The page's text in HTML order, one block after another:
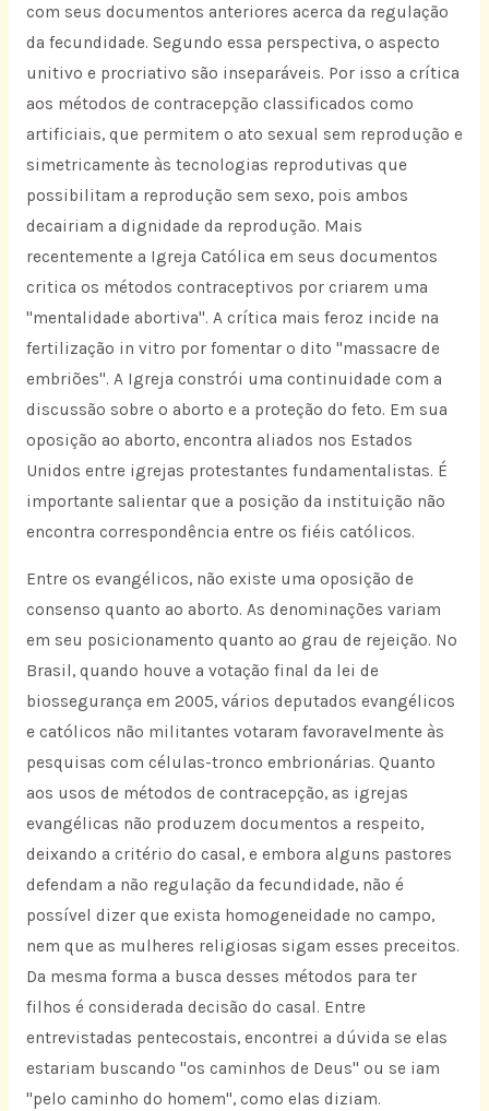
com seus documentos anteriores acerca da regulação
da fecundidade. Segundo essa perspectiva, o aspecto
unitivo e procriativo são inseparáveis. Por isso a crítica
aos métodos de contracepção classificados como
artificiais, que permitem o ato sexual sem reprodução e
simetricamente às tecnologias reprodutivas que
possibilitam a reprodução sem sexo, pois ambos
decairiam a dignidade da reprodução. Mais
recentemente a Igreja Católica em seus documentos
critica os métodos contraceptivos por criarem uma
"mentalidade abortiva". A crítica mais feroz incide na
fertilização in vitro por fomentar o dito "massacre de
embriões". A Igreja constrói uma continuidade com a
discussão sobre o aborto e a proteção do feto. Em sua
oposição ao aborto, encontra aliados nos Estados
Unidos entre igrejas protestantes fundamentalistas. É
importante salientar que a posição da instituição não
encontra correspondência entre os fiéis católicos.
Entre os evangélicos, não existe uma oposição de
consenso quanto ao aborto. As denominações variam
em seu posicionamento quanto ao grau de rejeição. No
Brasil, quando houve a votação final da lei de
biossegurança em 2005, vários deputados evangélicos
e católicos não militantes votaram favoravelmente às
pesquisas com células-tronco embrionárias. Quanto
aos usos de métodos de contracepção, as igrejas
evangélicas não produzem documentos a respeito,
deixando a critério do casal, e embora alguns pastores
defendam a não regulação da fecundidade, não é
possível dizer que exista homogeneidade no campo,
nem que as mulheres religiosas sigam esses preceitos.
Da mesma forma a busca desses métodos para ter
filhos é considerada decisão do casal. Entre
entrevistadas pentecostais, encontrei a dúvida se elas
estariam buscando "os caminhos de Deus" ou se iam
"pelo caminho do homem", como elas diziam.